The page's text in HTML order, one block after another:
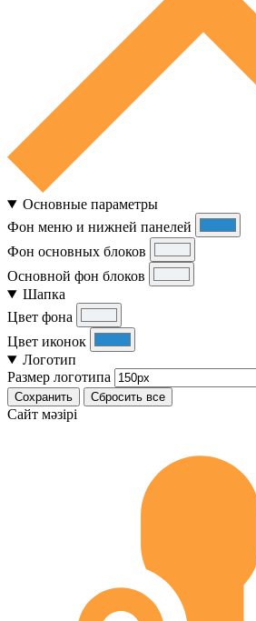
Основные параметры
Фон меню и нижней панелей
Фон основных блоков
Основной фон блоков
Шапка
Цвет фона
Цвет иконок
Логотип
Размер логотипа
Сохранить Сбросить все
Cайт мәзірі